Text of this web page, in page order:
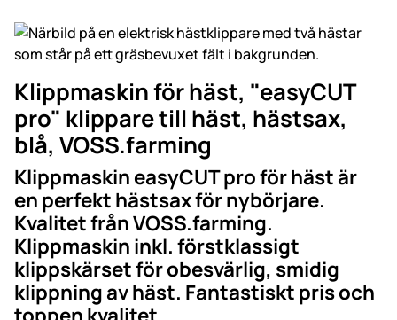
Klippmaskin för häst, "easyCUT
pro" klippare till häst, hästsax,
blå, VOSS.farming
Klippmaskin easyCUT pro för häst är
en perfekt hästsax för nybörjare.
Kvalitet från VOSS.farming.
Klippmaskin inkl. förstklassigt
klippskärset för obesvärlig, smidig
klippning av häst. Fantastiskt pris och